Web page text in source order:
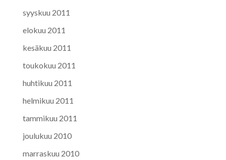
syyskuu 2011
elokuu 2011
kesäkuu 2011
toukokuu 2011
huhtikuu 2011
helmikuu 2011
tammikuu 2011
joulukuu 2010
marraskuu 2010